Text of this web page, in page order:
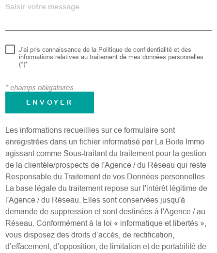
J'ai pris connaissance de la Politique de confidentialité et des
informations relatives au traitement de mes données personnelles
(*)*
* champs obligatoires
ENVOYER
Les informations recueillies sur ce formulaire sont
enregistrées dans un fichier informatisé par La Boite Immo
agissant comme Sous-traitant du traitement pour la gestion
de la clientèle/prospects de l'Agence / du Réseau qui reste
Responsable du Traitement de vos Données personnelles.
La base légale du traitement repose sur l'intérêt légitime de
l'Agence / du Réseau. Elles sont conservées jusqu'à
demande de suppression et sont destinées à l'Agence / au
Réseau. Conformément à la loi « informatique et libertés »,
vous disposez des droits d’accès, de rectification,
d’effacement, d’opposition, de limitation et de portabilité de